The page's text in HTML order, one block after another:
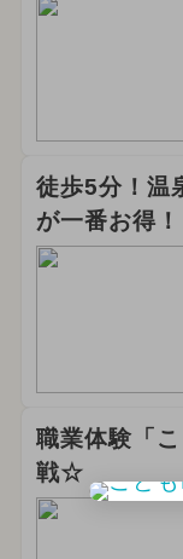
徒歩5分！温
が一番お得！
職業体験「
戦☆